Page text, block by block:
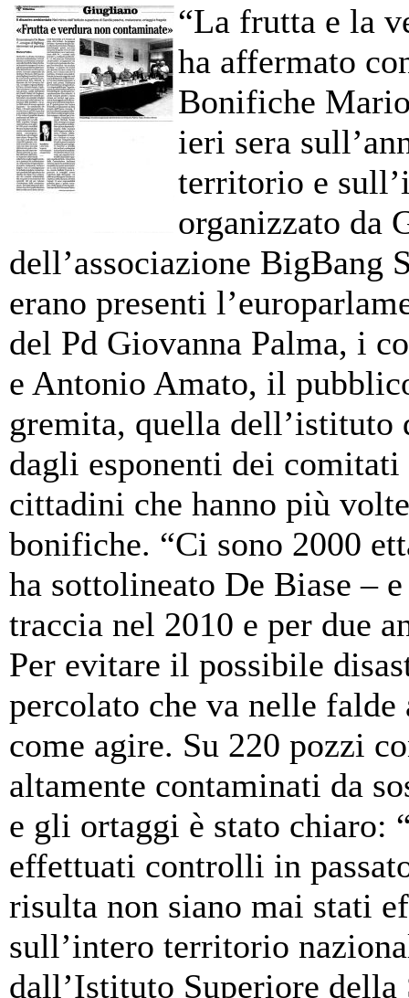
“La frutta e la
ha affermato
Bonifiche
ieri sera
territorio e
organizzato da
dell’associazione BigBang
erano presenti
del Pd Giovanna Palma, i
e Antonio Amato, il
gremita, quella
dagli esponenti dei
cittadini che hanno più
bonifiche. “Ci sono 2000
ha sottolineato De Biase –
traccia nel 2010 e per due
Per evitare il possibile
percolato che va nelle
come agire. Su 220 pozzi
altamente contaminati da
e gli ortaggi è stato chiaro:
effettuati controlli in
risulta non siano mai stati
sull’intero territorio
dall’Istituto Superiore